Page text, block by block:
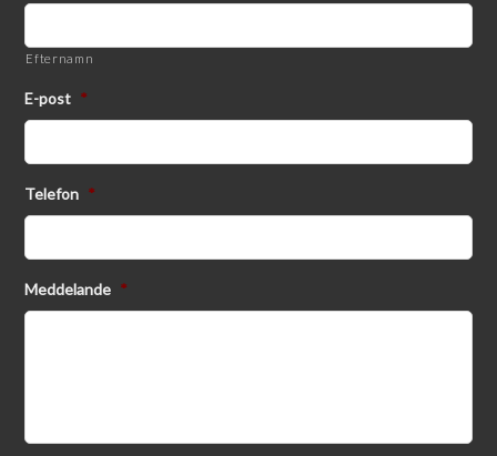
Efternamn
E-post *
Telefon *
Meddelande *